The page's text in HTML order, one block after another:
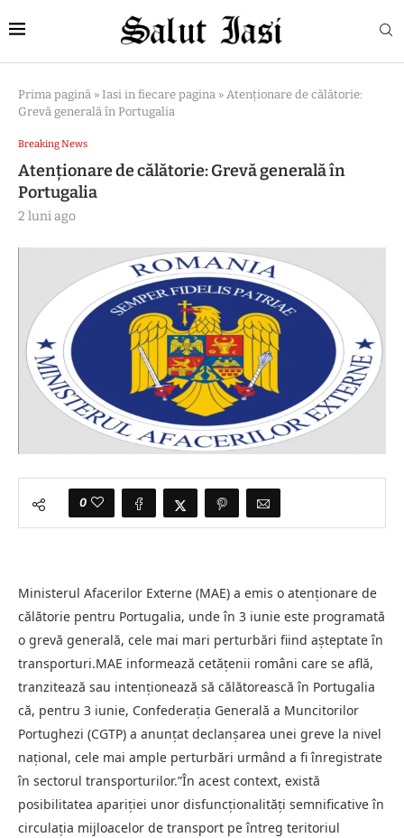
Prima pagină » Iasi in fiecare pagina » Atenţionare de călătorie:
Grevă generală în Portugalia
Breaking News
Atenţionare de călătorie: Grevă generală în
Portugalia
2 luni ago
0
Ministerul Afacerilor Externe (MAE) a emis o atenţionare de
călătorie pentru Portugalia, unde în 3 iunie este programată
o grevă generală, cele mai mari perturbări fiind aşteptate în
transporturi.MAE informează cetăţenii români care se află,
tranzitează sau intenţionează să călătorească în Portugalia
că, pentru 3 iunie, Confederaţia Generală a Muncitorilor
Portughezi (CGTP) a anunţat declanşarea unei greve la nivel
naţional, cele mai ample perturbări urmând a fi înregistrate
în sectorul transporturilor.”În acest context, există
posibilitatea apariţiei unor disfuncţionalităţi semnificative în
circulaţia mijloacelor de transport pe întreg teritoriul